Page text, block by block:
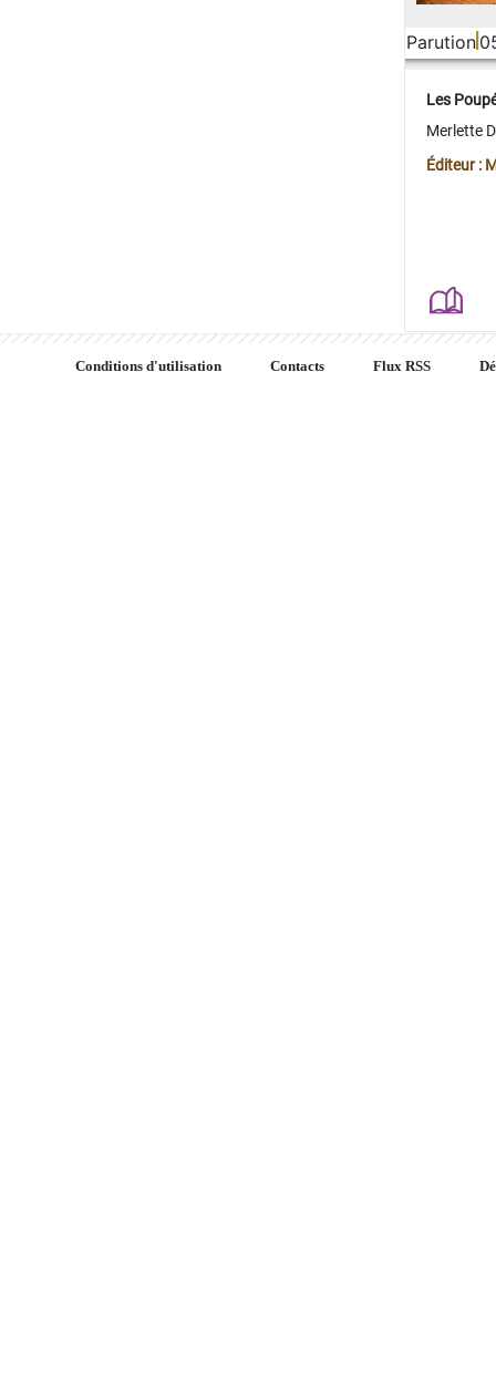
Parution
Les
Merlette
Éditeur :
Conditions d'utilisation Contacts Flux RSS